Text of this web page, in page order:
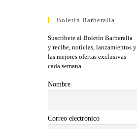
Boletín Barberalia
Suscríbete al Boletín Barberalia
y recibe, noticias, lanzamientos y
las mejores ofertas exclusivas
cada semana
Nombre
Correo electrónico